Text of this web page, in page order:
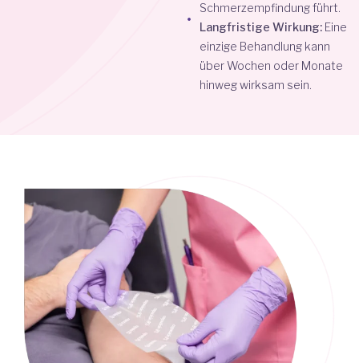
Schmerzempfindung führt.
Langfristige Wirkung: Eine
einzige Behandlung kann
über Wochen oder Monate
hinweg wirksam sein.